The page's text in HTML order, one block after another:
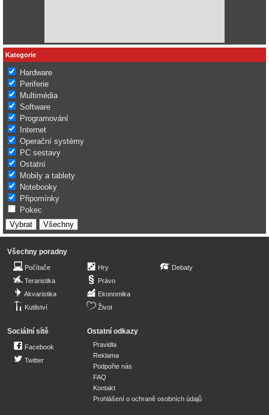
Kategorie
Hardware
Periferie
Multimédia
Software
Programování
Internet
Operační systémy
PC sestavy
Ostatní
Mobily a tablety
Notebooky
Připomínky
Pokec
Všechny poradny
Počítače
Teraristika
Akvaristika
Kutilství
Hry
Právo
Ekonomika
Život
Debaty
Sociální sítě
Facebook
Twitter
Ostatní odkazy
Pravidla
Reklama
Podpořte nás
FAQ
Kontakt
Prohlášení o ochraně osobních údajů